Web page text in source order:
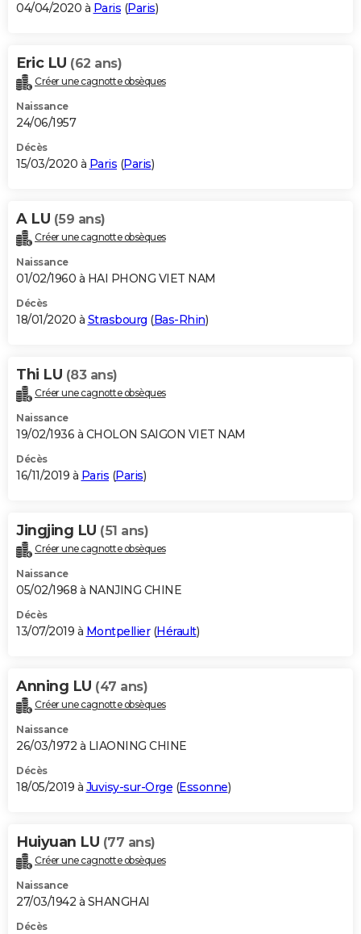
04/04/2020 à Paris (Paris)
Eric LU (62 ans)
Créer une cagnotte obsèques
Naissance
24/06/1957
Décès
15/03/2020 à Paris (Paris)
A LU (59 ans)
Créer une cagnotte obsèques
Naissance
01/02/1960 à HAI PHONG VIET NAM
Décès
18/01/2020 à Strasbourg (Bas-Rhin)
Thi LU (83 ans)
Créer une cagnotte obsèques
Naissance
19/02/1936 à CHOLON SAIGON VIET NAM
Décès
16/11/2019 à Paris (Paris)
Jingjing LU (51 ans)
Créer une cagnotte obsèques
Naissance
05/02/1968 à NANJING CHINE
Décès
13/07/2019 à Montpellier(Hérault)
Anning LU (47 ans)
Créer une cagnotte obsèques
Naissance
26/03/1972 à LIAONING CHINE
Décès
18/05/2019 à Juvisy-sur-Orge (Essonne)
Huiyuan LU (77 ans)
Créer une cagnotte obsèques
Naissance
27/03/1942 à SHANGHAI
Décès